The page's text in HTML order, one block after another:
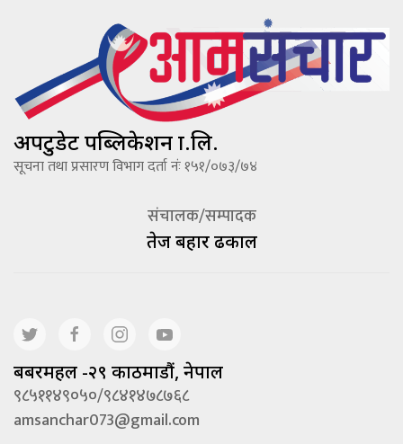
अपटुडेट पब्लिकेशन प्रा.लि.
सूचना तथा प्रसारण विभाग दर्ता नंः १५१/०७३/७४
संचालक/सम्पादक
तेज बहादूर ढकाल
बबरमहल -२९ काठमाडौं, नेपाल
९८५११४९०५०/९८४१४७८७६८
amsanchar073@gmail.com